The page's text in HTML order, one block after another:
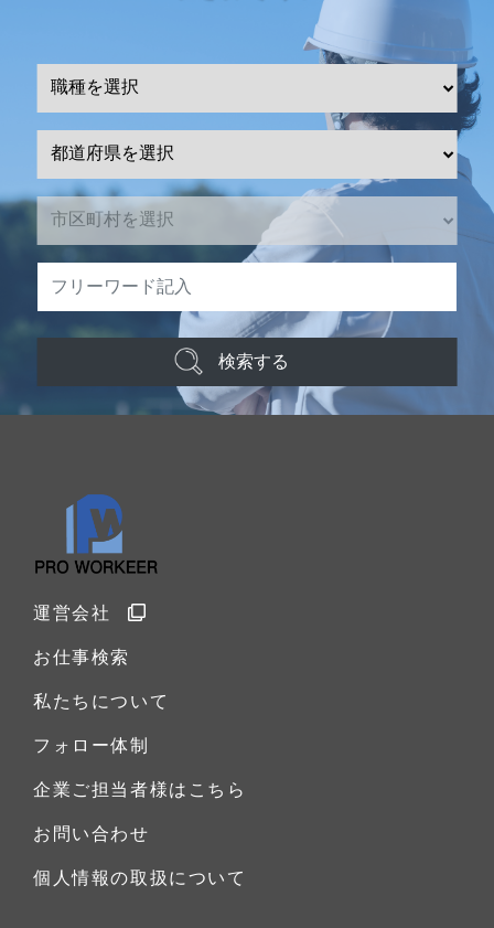
検索する
運営会社
お仕事検索
私たちについて
フォロー体制
企業ご担当者様はこちら
お問い合わせ
個人情報の取扱について